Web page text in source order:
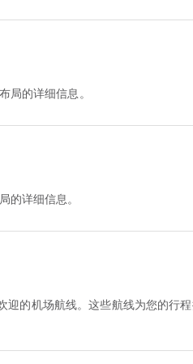
局的详细信息。
的详细信息。
迎的机场航线。这些航线为您的行